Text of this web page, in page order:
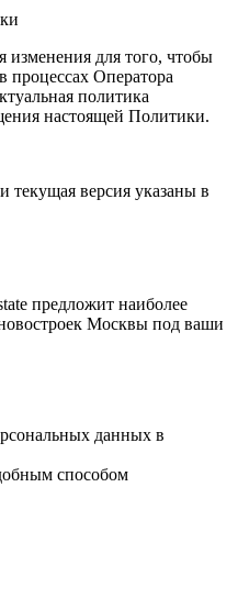
изменения для того, чтобы
процессах Оператора
политика
настоящей Политики.
текущая версия указаны в
предложит наиболее
Москвы под ваши
данных в
способом